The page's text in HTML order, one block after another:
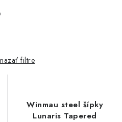
filtre
Winmau steel šípky
Lunaris Tapered